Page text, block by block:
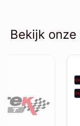
Bekijk onze